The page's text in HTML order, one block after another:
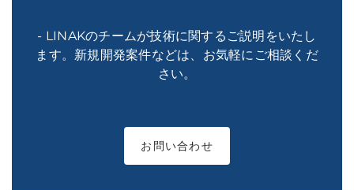
- LINAKのチームが技術に関するご説明をいたし
ます。新規開発案件などは、お気軽にご相談くだ
さい。
お問い合わせ